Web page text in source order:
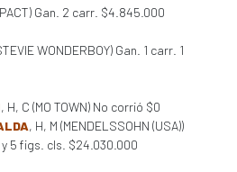
Gan. 2 carr. $4.845.000
WONDERBOY) Gan. 1 carr. 1
, H, C (MO TOWN) No corrió $0
, H, M (MENDELSSOHN (USA))
y 5 figs. cls. $24.030.000